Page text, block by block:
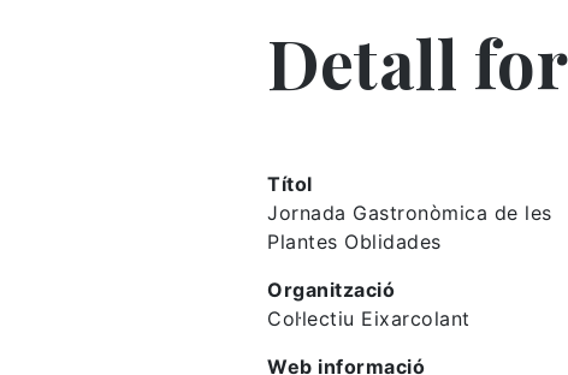
Detall
Títol
Jornada Gastronòmica de les
Plantes Oblidades
Organització
Col·lectiu Eixarcolant
Web informació